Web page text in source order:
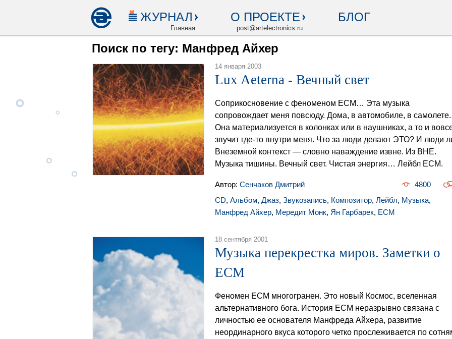
ЖУРНАЛ
Главная
О ПРОЕКТЕ
post@artelectronics.ru
БЛОГ
Поиск по тегу: Манфред Айхер
14 января 2003
Lux Aeterna - Вечный свет
Соприкосновение с феноменом ECM… Эта музыка
сопровождает меня повсюду. Дома, в автомобиле, в самолете.
Она материализуется в колонках или в наушниках, а то и
звучит где-то внутри меня. Что за люди делают ЭТО? И люди
Внеземной контекст — словно наваждение извне. Из ВНЕ.
Музыка тишины. Вечный свет. Чистая энергия… Лейбл ECM.
Автор: Сенчаков Дмитрий
4800
CD, Альбом, Джаз, Звукозапись, Композитор, Лейбл, Музыка,
Манфред Айхер, Мередит Монк, Ян Гарбарек, ECM
18 сентября 2001
Музыка перекрестка миров. Заметки о
ECM
Феномен ECM многогранен. Это новый Космос, вселенная
альтернативного бога. История ECM неразрывно связана с
личностью ее основателя Манфреда Айхера, развитие
неординарного вкуса которого четко прослеживается по